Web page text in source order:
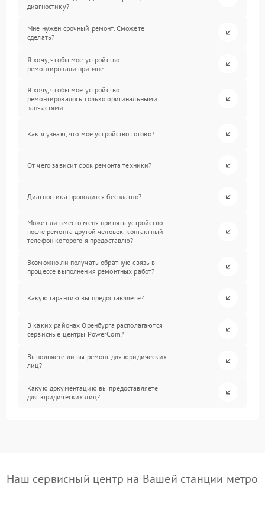
диагностику?
Мне нужен срочный ремонт. Сможете
сделать?
Я хочу, чтобы мое устройство
ремонтировали при мне.
Я хочу, чтобы мое устройство
ремонтировалось только оригинальными
запчастями.
Как я узнаю, что мое устройство готово?
От чего зависит срок ремонта техники?
Диагностика проводится бесплатно?
Может ли вместо меня принять устройство
после ремонта другой человек, контактный
телефон которого я предоставлю?
Возможно ли получать обратную связь в
процессе выполнения ремонтных работ?
Какую гарантию вы предоставляете?
В каких районах Оренбурга располагаются
сервисные центры PowerCom?
Выполняете ли вы ремонт для юридических
лиц?
Какую документацию вы предоставляете
для юридических лиц?
Наш сервисный центр на Вашей станции метро